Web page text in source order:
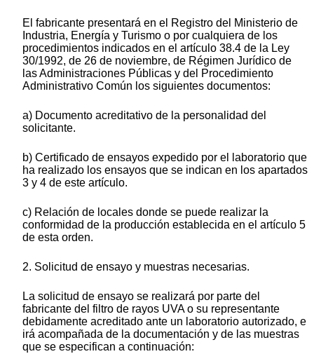
El fabricante presentará en el Registro del Ministerio de
Industria, Energía y Turismo o por cualquiera de los
procedimientos indicados en el artículo 38.4 de la Ley
30/1992, de 26 de noviembre, de Régimen Jurídico de
las Administraciones Públicas y del Procedimiento
Administrativo Común los siguientes documentos:
a) Documento acreditativo de la personalidad del
solicitante.
b) Certificado de ensayos expedido por el laboratorio que
ha realizado los ensayos que se indican en los apartados
3 y 4 de este artículo.
c) Relación de locales donde se puede realizar la
conformidad de la producción establecida en el artículo 5
de esta orden.
2. Solicitud de ensayo y muestras necesarias.
La solicitud de ensayo se realizará por parte del
fabricante del filtro de rayos UVA o su representante
debidamente acreditado ante un laboratorio autorizado, e
irá acompañada de la documentación y de las muestras
que se especifican a continuación: